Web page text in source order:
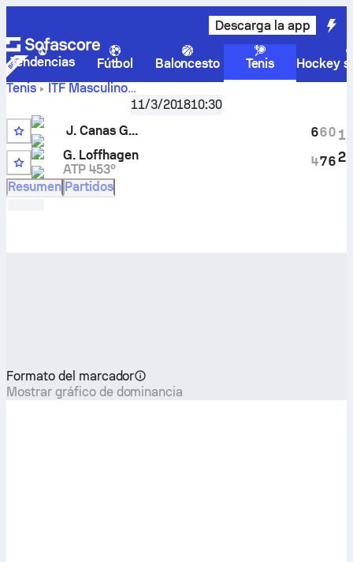
Descarga la app
Tendencias Fútbol Baloncesto Tenis
Hockey
Tenis
ITF Masculino
Spain F6, Singles Qualifying,Clasificación
Garcia
resultados cara a cara
11/3/201810:30
7
J. Canas Garcia
G. Loffhagen
ATP 453º
6
4
6
7
0
6
1
2
Resumen Partidos
Formato del marcador
Mostrar gráfico de dominancia